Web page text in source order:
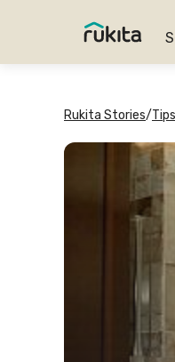
Rukita Stories/